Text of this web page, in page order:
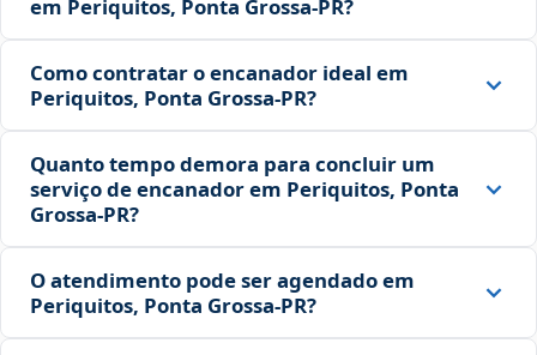
em Periquitos, Ponta Grossa‑PR?
Como contratar o encanador ideal em
Periquitos, Ponta Grossa‑PR?
Quanto tempo demora para concluir um
serviço de encanador em Periquitos, Ponta
Grossa‑PR?
O atendimento pode ser agendado em
Periquitos, Ponta Grossa‑PR?